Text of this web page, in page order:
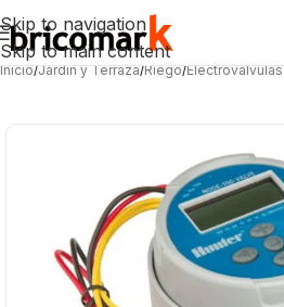
Skip to navigation
Skip to main content
Inicio/Jardín y Terraza/Riego/Electroválvulas